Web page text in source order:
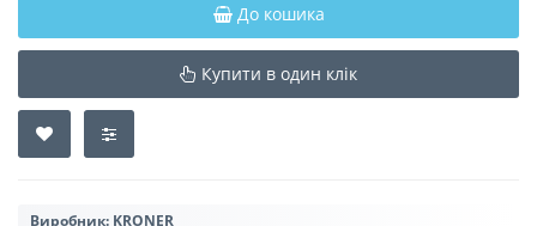
До кошика
Купити в один клік
Виробник: KRONER